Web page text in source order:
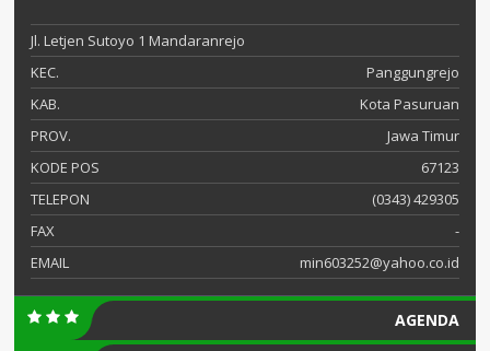
Jl. Letjen Sutoyo 1 Mandaranrejo
KEC.
Panggungrejo
KAB.
Kota Pasuruan
PROV.
Jawa Timur
KODE POS
67123
TELEPON
(0343) 429305
FAX
-
EMAIL
min603252@yahoo.co.id
AGENDA